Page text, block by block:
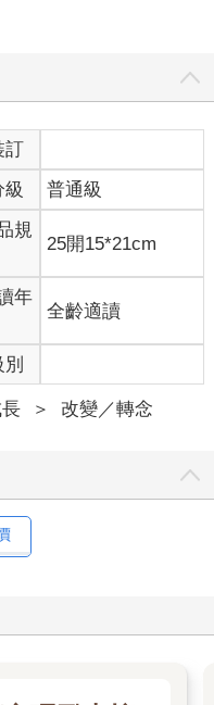
訂
級 普通級
規
25開15*21cm
年
全齡適讀
＞ 改變／轉念